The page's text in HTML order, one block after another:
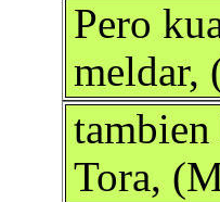
Pero
meldar,
tambien
Tora,